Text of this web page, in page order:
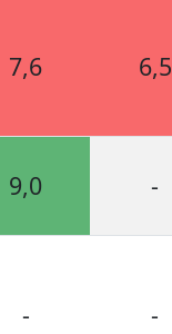
7,6 6,5
9,0 -
- -